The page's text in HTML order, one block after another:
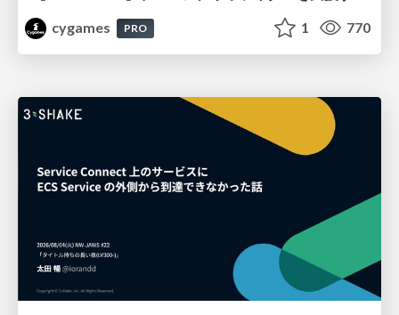
cygames
PRO 1 770